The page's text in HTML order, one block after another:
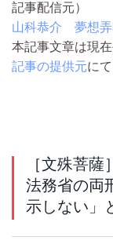
記事配信元）
山科恭介 夢想弄
本記事文章は現
記事の提供元に
［文殊菩
法務省の両
示しない」